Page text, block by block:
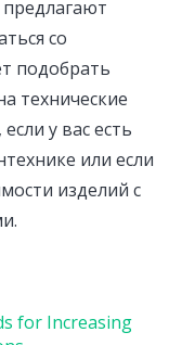
предлагают
со
подобрать
технические
у вас есть
или если
изделий с
for Increasing